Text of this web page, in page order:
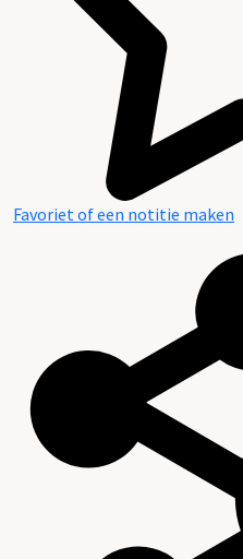
Favoriet of een notitie maken